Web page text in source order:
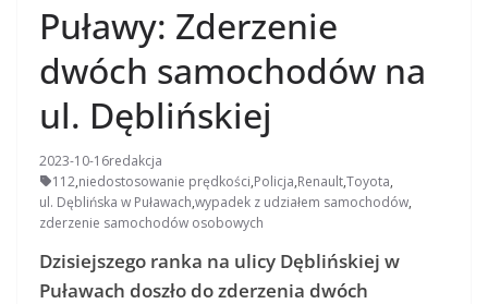
Puławy: Zderzenie
dwóch samochodów na
ul. Dęblińskiej
2023-10-16redakcja
112,niedostosowanie prędkości,Policja,Renault,Toyota,
ul. Dęblińska w Puławach,wypadek z udziałem samochodów,
zderzenie samochodów osobowych
Dzisiejszego ranka na ulicy Dęblińskiej w
Puławach doszło do zderzenia dwóch